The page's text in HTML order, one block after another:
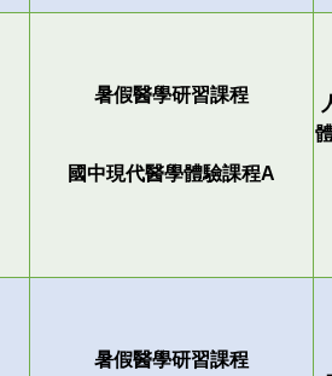
暑假醫學研習課程
國中現代醫學體驗課程A
暑假醫學研習課程